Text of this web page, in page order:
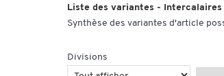
Liste des variantes -
Synthèse des variantes d'article
Divisions